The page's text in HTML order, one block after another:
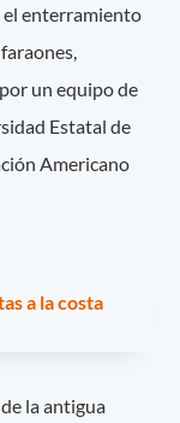
el enterramiento
un equipo de
Estatal de
Americano
a la costa
la antigua